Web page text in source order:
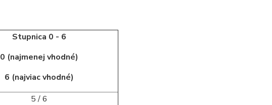
Stupnica 0 - 6
0 (najmenej vhodné)
6 (najviac vhodné)
5 / 6